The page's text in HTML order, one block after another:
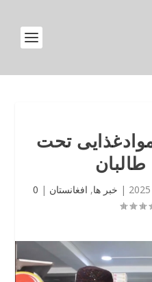
تحت
| خبر ها, افغانستان |
0